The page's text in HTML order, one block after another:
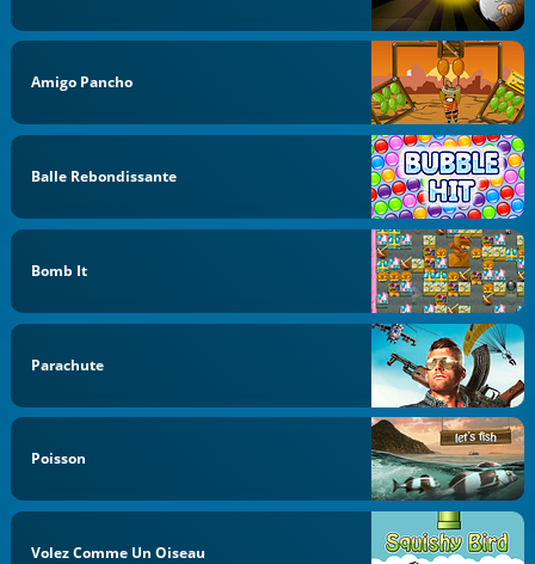
Amigo Pancho
Balle Rebondissante
Bomb It
Parachute
Poisson
Volez Comme Un Oiseau